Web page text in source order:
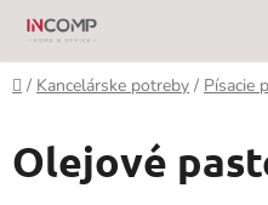
Prejsť
obsah
Domov
/ Kancelárske potreby / Písacie
Olejové